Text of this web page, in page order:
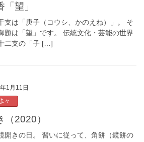
「望」
支は「庚子（コウシ、かのえね）」。 そ
題は「望」です。 伝統文化・芸能の世界
二支の「子 […]
1月11日
々
（2020）
開きの日。 習いに従って、角餅（鏡餅の